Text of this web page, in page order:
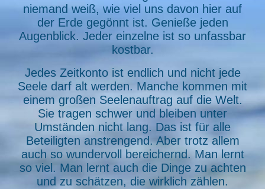
niemand weiß, wie viel uns davon hier auf
der Erde gegönnt ist. Genieße jeden
Augenblick. Jeder einzelne ist so unfassbar
kostbar.
Jedes Zeitkonto ist endlich und nicht jede
Seele darf alt werden. Manche kommen mit
einem großen Seelenauftrag auf die Welt.
Sie tragen schwer und bleiben unter
Umständen nicht lang. Das ist für alle
Beteiligten anstrengend. Aber trotz allem
auch so wundervoll bereichernd. Man lernt
so viel. Man lernt auch die Dinge zu achten
und zu schätzen, die wirklich zählen.